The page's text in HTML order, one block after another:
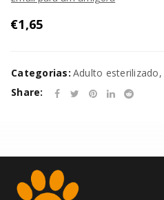
€1,65
Categorias: Adulto esterilizado,
Share: